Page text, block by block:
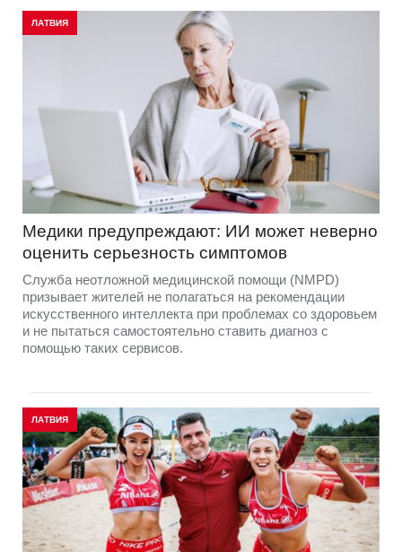
ЛАТВИЯ
Медики предупреждают: ИИ может неверно
оценить серьезность симптомов
Служба неотложной медицинской помощи (NMPD)
призывает жителей не полагаться на рекомендации
искусственного интеллекта при проблемах со здоровьем
и не пытаться самостоятельно ставить диагноз с
помощью таких сервисов.
ЛАТВИЯ